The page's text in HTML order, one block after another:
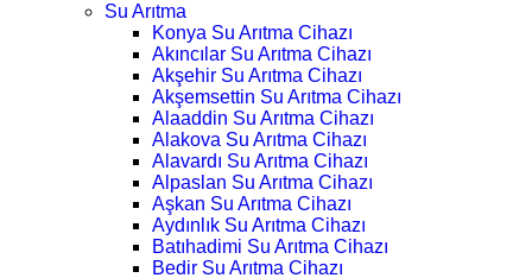
Su Arıtma
Konya Su Arıtma Cihazı
Akıncılar Su Arıtma Cihazı
Akşehir Su Arıtma Cihazı
Akşemsettin Su Arıtma Cihazı
Alaaddin Su Arıtma Cihazı
Alakova Su Arıtma Cihazı
Alavardı Su Arıtma Cihazı
Alpaslan Su Arıtma Cihazı
Aşkan Su Arıtma Cihazı
Aydınlık Su Arıtma Cihazı
Batıhadimi Su Arıtma Cihazı
Bedir Su Arıtma Cihazı